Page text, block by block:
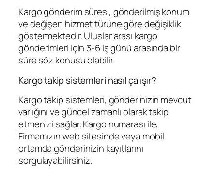
Kargo gönderim süresi, gönderilmiş konum
ve değişen hizmet türüne göre değişiklik
göstermektedir. Uluslar arası kargo
gönderimleri için 3-6 iş günü arasında bir
süre söz konusu olabilir.
Kargo takip sistemleri nasıl çalışır?
Kargo takip sistemleri, gönderinizin mevcut
varlığını ve güncel zamanlı olarak takip
etmenizi sağlar. Kargo numarası ile,
Firmamızın web sitesinde veya mobil
ortamda gönderinizin kayıtlarını
sorgulayabilirsiniz.